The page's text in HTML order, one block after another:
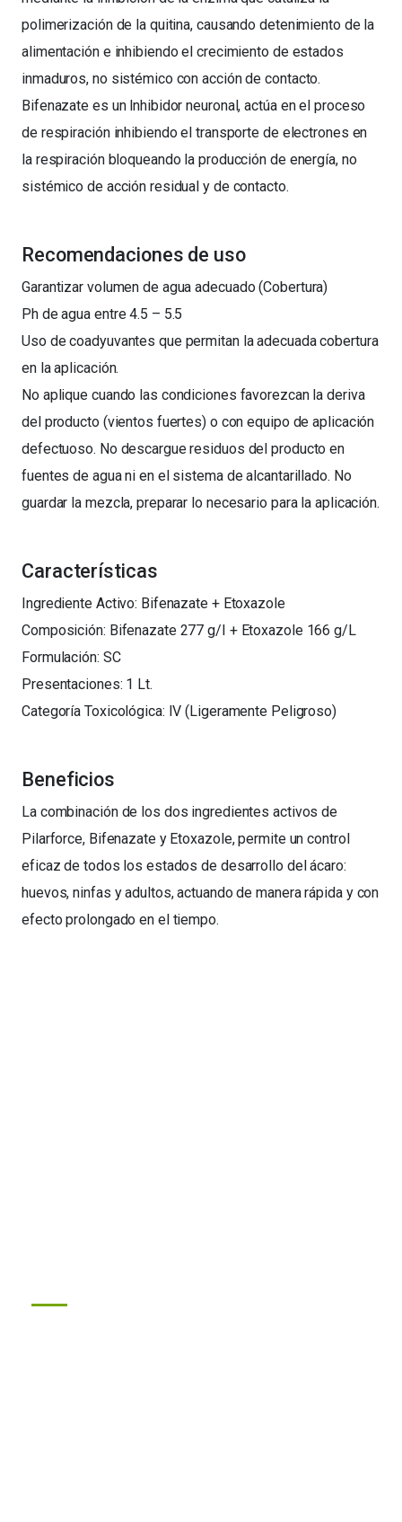
polimerización de la quitina, causando detenimiento de la
alimentación e inhibiendo el crecimiento de estados
inmaduros, no sistémico con acción de contacto.
Bifenazate es un lnhibidor neuronal, actúa en el proceso
de respiración inhibiendo el transporte de electrones en
la respiración bloqueando la producción de energía, no
sistémico de acción residual y de contacto.
Recomendaciones de uso
Garantizar volumen de agua adecuado (Cobertura)
Ph de agua entre 4.5 – 5.5
Uso de coadyuvantes que permitan la adecuada cobertura
en la aplicación.
No aplique cuando las condiciones favorezcan la deriva
del producto (vientos fuertes) o con equipo de aplicación
defectuoso. No descargue residuos del producto en
fuentes de agua ni en el sistema de alcantarillado. No
guardar la mezcla, preparar lo necesario para la aplicación.
Características
Ingrediente Activo: Bifenazate + Etoxazole
Composición: Bifenazate 277 g/I + Etoxazole 166 g/L
Formulación: SC
Presentaciones: 1 Lt.
Categoría Toxicológica: IV (Ligeramente Peligroso)
Beneficios
La combinación de los dos ingredientes activos de
Pilarforce, Bifenazate y Etoxazole, permite un control
eficaz de todos los estados de desarrollo del ácaro:
huevos, ninfas y adultos, actuando de manera rápida y con
efecto prolongado en el tiempo.